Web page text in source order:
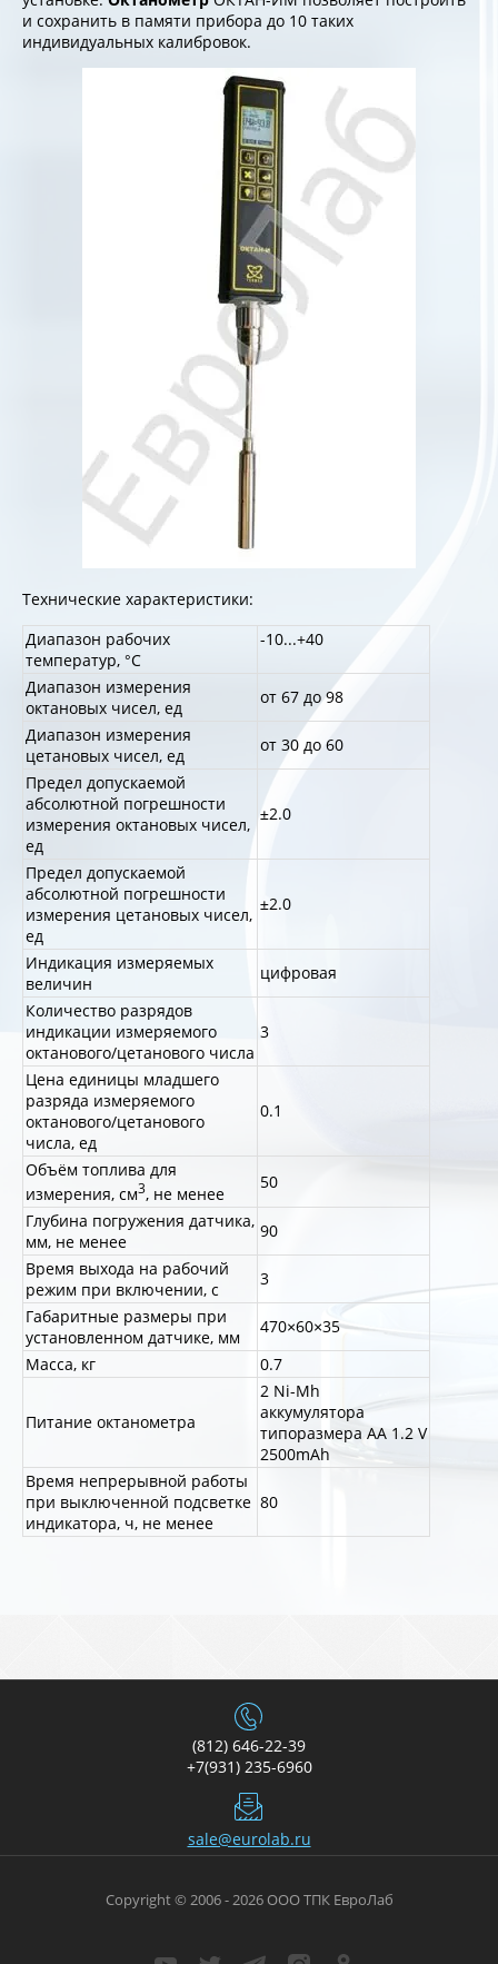
и сохранить в памяти прибора до 10 таких
индивидуальных калибровок.
Технические характеристики:
Диапазон рабочих
температур, °С
-10...+40
Диапазон измерения
октановых чисел, ед
от 67 до 98
Диапазон измерения
цетановых чисел, ед
от 30 до 60
Предел допускаемой
абсолютной погрешности
измерения октановых чисел,
ед
±2.0
Предел допускаемой
абсолютной погрешности
измерения цетановых чисел,
ед
±2.0
Индикация измеряемых
величин
цифровая
Количество разрядов
индикации измеряемого
октанового/цетанового числа
3
Цена единицы младшего
разряда измеряемого
октанового/цетанового
числа, ед
0.1
Объём топлива для
измерения, см3, не менее
50
Глубина погружения датчика,
мм, не менее
90
Время выхода на рабочий
режим при включении, с
3
Габаритные размеры при
установленном датчике, мм
470×60×35
Масса, кг
0.7
Питание октанометра
2 Ni-Mh
аккумулятора
типоразмера AA 1.2 V
2500mAh
Время непрерывной работы
при выключенной подсветке
индикатора, ч, не менее
80
(812) 646-22-39
+7(931) 235-6960
sale@eurolab.ru
Copyright © 2006 - 2026 ООО ТПК ЕвроЛаб